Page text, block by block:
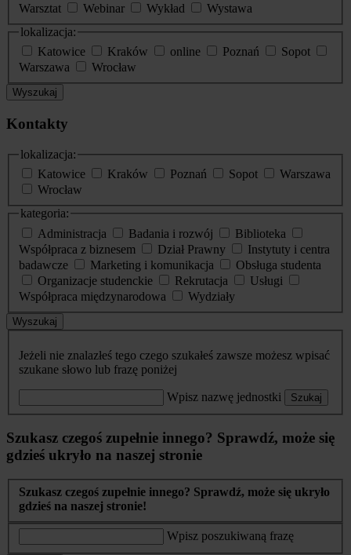
Warsztat
Webinar Wykład
Wystawa
lokalizacja:
Katowice
Kraków online Poznań
Sopot
Warszawa
Wrocław
Wyszukaj
Kontakty
lokalizacja:
Katowice
Kraków Poznań Sopot
Warszawa
Wrocław
kategoria:
Administracja
Badania i rozwój
Biblioteka
Współpraca z biznesem
Dział Prawny
Instytuty i centra
badawcze
Marketing i komunikacja
Obsługa studenta
Organizacje studenckie
Rekrutacja
Usługi
Współpraca międzynarodowa
Wydziały
Wyszukaj
Jeżeli nie znalazłeś tego czego szukałeś zawsze możesz wpisać
szukane słowo lub frazę poniżej
Wpisz nazwę jednostki Szukaj
Szukasz czegoś zupełnie innego? Sprawdź, może się
gdzieś ukryło na naszej stronie
Szukasz czegoś zupełnie innego? Sprawdź, może się ukryło
gdzieś na naszej stronie!
Wpisz poszukiwaną frazę